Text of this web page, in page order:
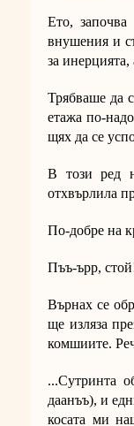
Ето,
внушения и
за
Трябваше да
етажа по-
щях да се
В този ред
отхвърлила
По-добре на
Пъъ-ърр,
Върнах се
ще изляза
комшиите.
...Сутринта
даанъъ), и
косата ми